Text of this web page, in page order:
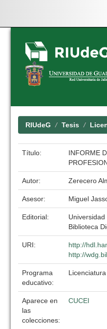
Skip
navigation
RIUdeG Tesis
Título:
INFORME
Autor: Zerecero
Asesor: Miguel
Editorial:
Biblioteca
URI:
http://
http://
Programa
educativo:
Aparece en
las
colecciones:
CUCEI